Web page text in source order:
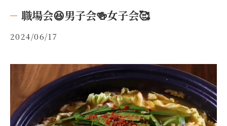
職場会😆男子会🍻女子会🥰
2024/06/17